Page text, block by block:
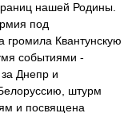
нашей Родины.
под
Квантунскую
событиями -
Днепр и
штурм
и посвящена